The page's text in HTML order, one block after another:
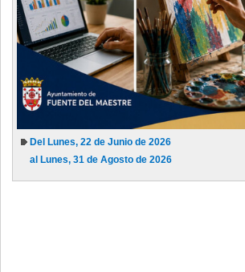
Del Lunes, 22 de Junio de 2026
al Lunes, 31 de Agosto de 2026